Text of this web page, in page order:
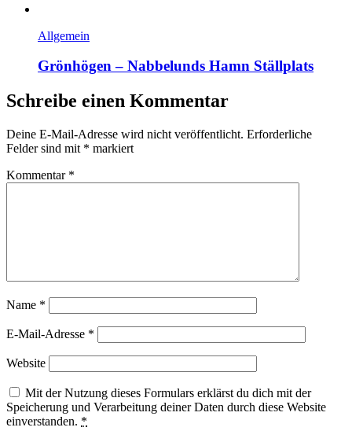
Allgemein
Grönhögen – Nabbelunds Hamn Ställplats
Schreibe einen Kommentar
Deine E-Mail-Adresse wird nicht veröffentlicht. Erforderliche
Felder sind mit * markiert
Kommentar *
Name *
E-Mail-Adresse *
Website
Mit der Nutzung dieses Formulars erklärst du dich mit der
Speicherung und Verarbeitung deiner Daten durch diese Website
einverstanden. *